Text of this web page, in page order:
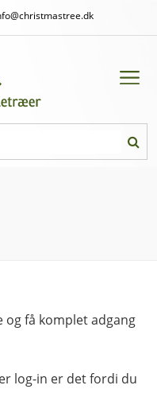
og få komplet adgang
log-in er det fordi du